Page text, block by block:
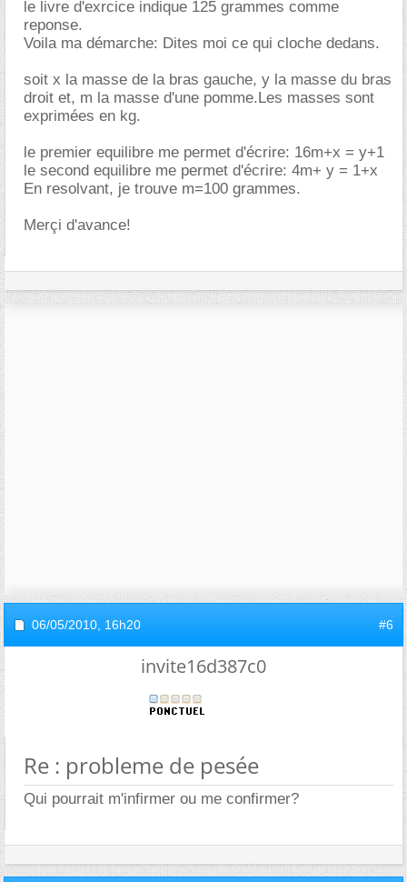
le livre d'exrcice indique 125 grammes comme
reponse.
Voila ma démarche: Dites moi ce qui cloche dedans.
soit x la masse de la bras gauche, y la masse du bras
droit et, m la masse d'une pomme.Les masses sont
exprimées en kg.
le premier equilibre me permet d'écrire: 16m+x = y+1
le second equilibre me permet d'écrire: 4m+ y = 1+x
En resolvant, je trouve m=100 grammes.
Merçi d'avance!
06/05/2010, 16h20 #6
invite16d387c0
Re : probleme de pesée
Qui pourrait m'infirmer ou me confirmer?